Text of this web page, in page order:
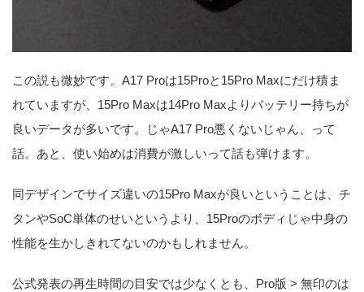
この説も微妙です。A17 Proは15Proと15Pro Maxにだけ積ま
れていますが、15Pro Maxは14Pro Maxよりバッテリー持ちが
良いデータが多いです。じゃA17 Pro悪くないじゃん、って
話。あと、使い始めは消費が激しいって話も弾けます。
同デザインでサイズ違いの15Pro Maxが良いということは、チ
タンやSoC単体のせいというより、15Proのボディじゃ中身の
性能を生かしきれてないのかもしれません。
公式発表の再生時間の目安では少なくとも、Pro版 > 無印のは